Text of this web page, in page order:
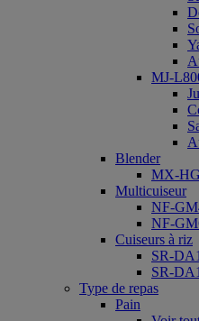
MJ-
Blender
MX-
Multicuiseur
NF-
NF-
Cuiseurs à riz
SR-
SR-
Type de repas
Pain